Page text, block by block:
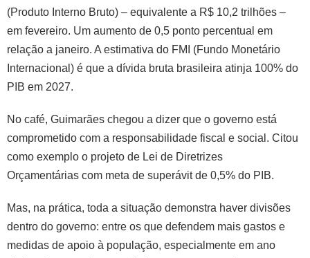
(Produto Interno Bruto) – equivalente a R$ 10,2 trilhões –
em fevereiro. Um aumento de 0,5 ponto percentual em
relação a janeiro. A estimativa do FMI (Fundo Monetário
Internacional) é que a dívida bruta brasileira atinja 100% do
PIB em 2027.
No café, Guimarães chegou a dizer que o governo está
comprometido com a responsabilidade fiscal e social. Citou
como exemplo o projeto de Lei de Diretrizes
Orçamentárias com meta de superávit de 0,5% do PIB.
Mas, na prática, toda a situação demonstra haver divisões
dentro do governo: entre os que defendem mais gastos e
medidas de apoio à população, especialmente em ano